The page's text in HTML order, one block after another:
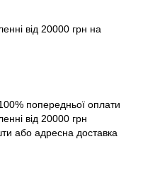
від 20000 грн на
попередньої оплати
від 20000 грн
або адресна доставка